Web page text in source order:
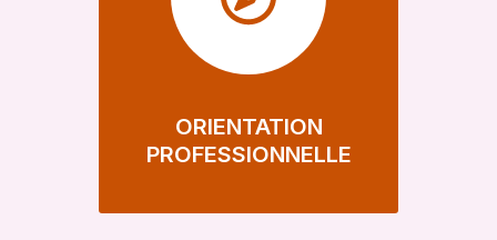
ORIENTATION
PROFESSIONNELLE